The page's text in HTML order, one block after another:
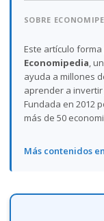
SOBRE
Este artículo
Economipedia,
ayuda a millones
aprender a
Fundada en 2012
más de 50
Más contenidos